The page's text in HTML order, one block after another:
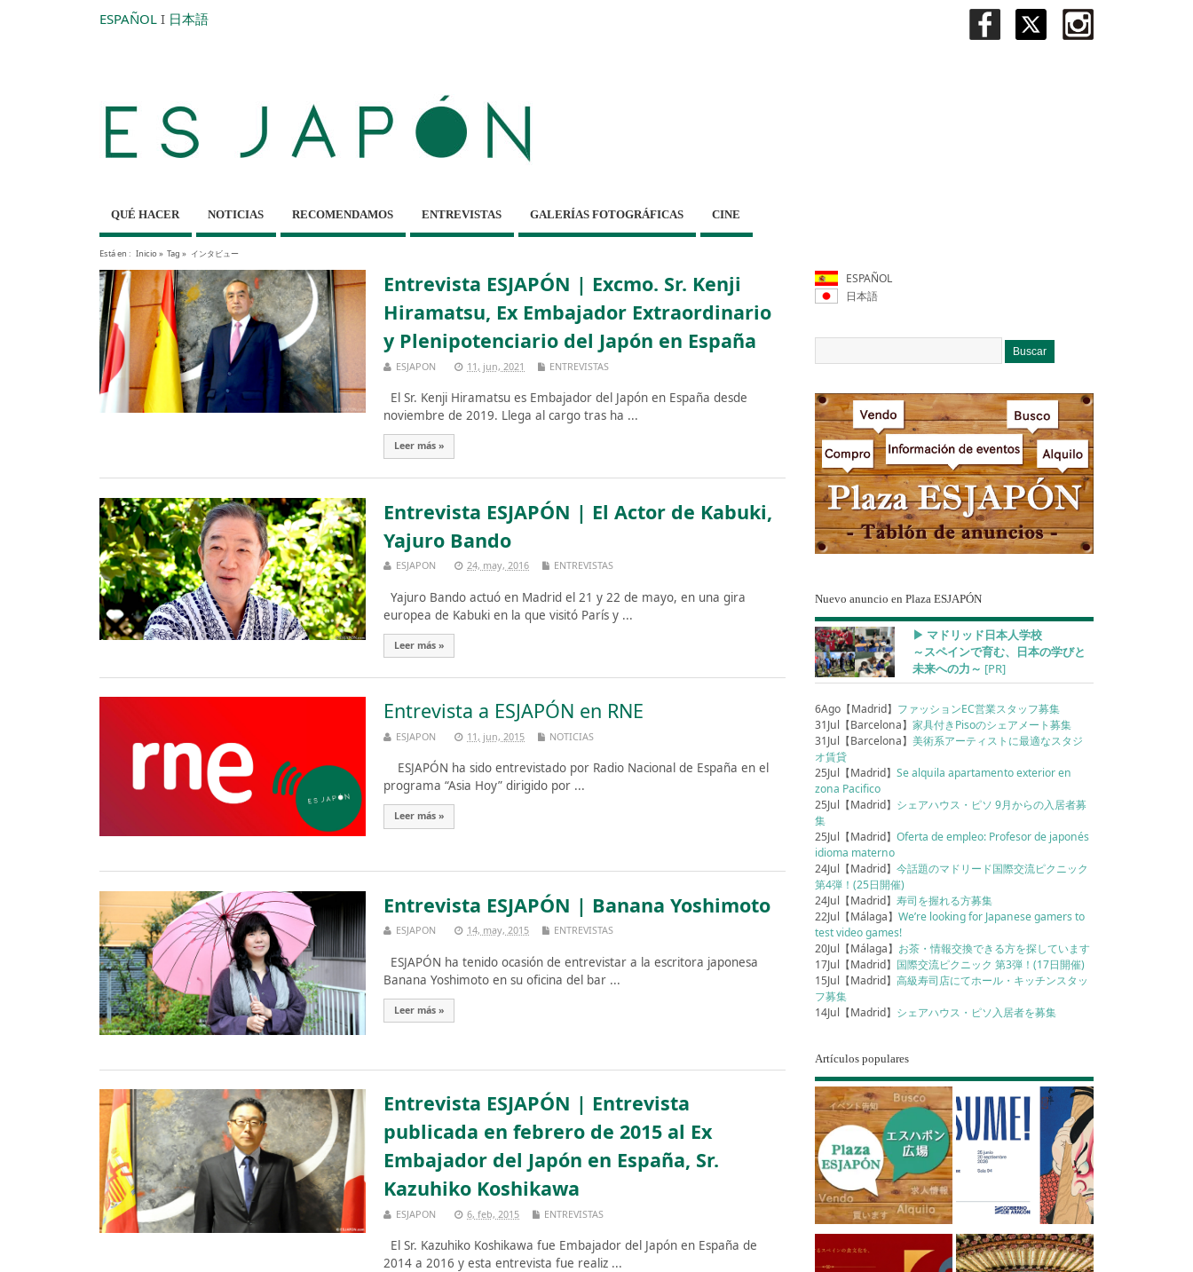
ESPAÑOL I 日本語
QUÉ HACER NOTICIAS RECOMENDAMOS ENTREVISTAS GALERÍAS FOTOGRÁFICAS CINE
Está en : Inicio» Tag » インタビュー
Entrevista ESJAPÓN | Excmo. Sr. Kenji
Hiramatsu, Ex Embajador Extraordinario
y Plenipotenciario del Japón en España
ESJAPON 11, jun, 2021 ENTREVISTAS
El Sr. Kenji Hiramatsu es Embajador del Japón en España desde
noviembre de 2019. Llega al cargo tras ha ...
Leer más »
Entrevista ESJAPÓN | El Actor de Kabuki,
Yajuro Bando
ESJAPON 24, may, 2016 ENTREVISTAS
Yajuro Bando actuó en Madrid el 21 y 22 de mayo, en una gira
europea de Kabuki en la que visitó París y ...
Leer más »
Entrevista a ESJAPÓN en RNE
ESJAPON 11, jun, 2015 NOTICIAS
ESJAPÓN ha sido entrevistado por Radio Nacional de España en el
programa “Asia Hoy” dirigido por ...
Leer más »
Entrevista ESJAPÓN | Banana Yoshimoto
ESJAPON 14, may, 2015 ENTREVISTAS
ESJAPÓN ha tenido ocasión de entrevistar a la escritora japonesa
Banana Yoshimoto en su oficina del bar ...
Leer más »
Entrevista ESJAPÓN | Entrevista
publicada en febrero de 2015 al Ex
Embajador del Japón en España, Sr.
Kazuhiko Koshikawa
ESJAPON 6, feb, 2015 ENTREVISTAS
El Sr. Kazuhiko Koshikawa fue Embajador del Japón en España de
2014 a 2016 y esta entrevista fue realiz ...
ESPAÑOL
日本語
Nuevo anuncio en Plaza ESJAPÓN
▶︎ マドリッド日本人学校
～スペインで育む、日本の学びと
未来への力～ [PR]
6Ago【Madrid】 ファッションEC営業スタッフ募集
31Jul【Barcelona】家具付きPisoのシェアメート募集
31Jul【Barcelona】美術系アーティストに最適なスタジ
オ賃貸
25Jul【Madrid】Se alquila apartamento exterior en
zona Pacifico
25Jul【Madrid】 シェアハウス・ピソ 9月からの入居者募
集
25Jul【Madrid】Oferta de empleo: Profesor de japonés
idioma materno
24Jul【Madrid】今話題のマドリード国際交流ピクニック
第4弾！(25日開催)
24Jul【Madrid】寿司を握れる方募集
22Jul【Málaga】We’re looking for Japanese gamers to
test video games!
20Jul【Málaga】 お茶・情報交換できる方を探しています
17Jul【Madrid】 国際交流ピクニック 第3弾！(17日開催)
15Jul【Madrid】高級寿司店にてホール・キッチンスタッ
フ募集
14Jul【Madrid】 シェアハウス・ピソ入居者を募集
Artículos populares